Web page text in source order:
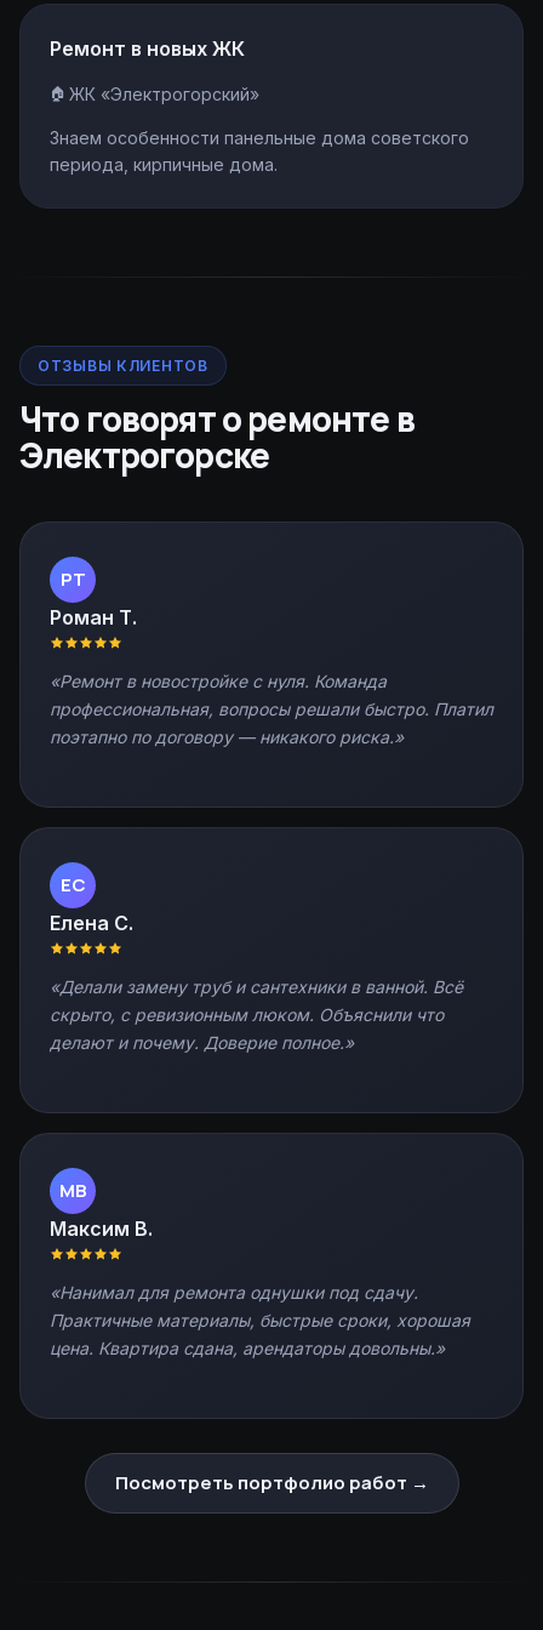
Ремонт в новых ЖК
ЖК «Электрогорский»
Знаем особенности панельные дома советского
периода, кирпичные дома.
ОТЗЫВЫ КЛИЕНТОВ
Что говорят о ремонте в
Электрогорске
РТ
Роман Т.
Ремонт в новостройке с нуля. Команда
профессиональная, вопросы решали быстро. Платил
поэтапно по договору — никакого риска.
ЕС
Елена С.
Делали замену труб и сантехники в ванной. Всё
скрыто, с ревизионным люком. Объяснили что
делают и почему. Доверие полное.
МВ
Максим В.
Нанимал для ремонта однушки под сдачу.
Практичные материалы, быстрые сроки, хорошая
цена. Квартира сдана, арендаторы довольны.
Посмотреть портфолио работ →